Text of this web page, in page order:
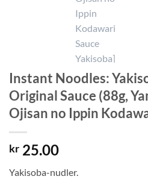
Instant Noodles:
Original Sauce (88g,
Ojisan no Ippin
kr 25.00
Yakisoba-nudler.